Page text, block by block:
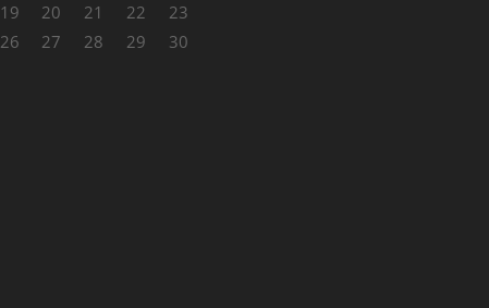
19 20 21 22
23
26 27 28 29
30